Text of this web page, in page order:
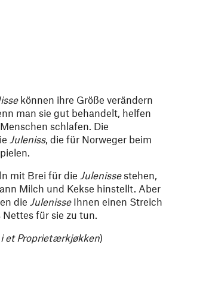
können ihre Größe verändern
man sie gut behandelt, helfen
schlafen. Die
Juleniss, die für Norweger beim
mit Brei für die Julenissestehen,
Milch und Kekse hinstellt. Aber
die JulenisseIhnen einen Streich
Nettes für sie zu tun.
et Proprietærkjøkken)